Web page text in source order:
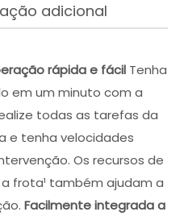
adicional
rápida e fácil Tenha
em um minuto com a
todas as tarefas da
e tenha velocidades
Os recursos de
frota¹ também ajudam a
Facilmente integrada a
ideal para o seu
com um especialista
suas necessidades.